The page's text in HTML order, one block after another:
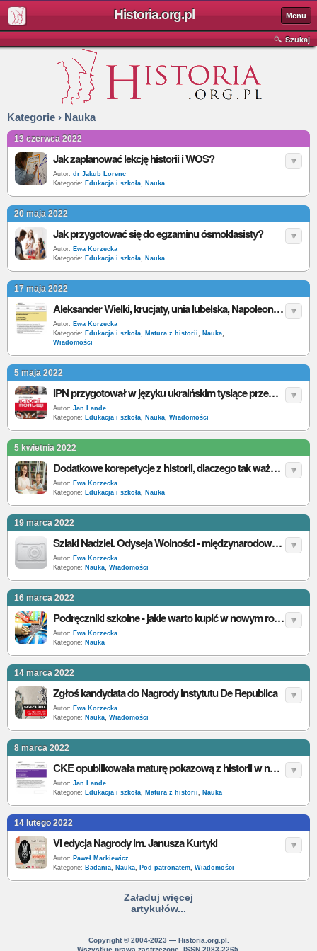
Historia.org.pl Menu
Szukaj
Kategorie › Nauka
13 czerwca 2022
Jak zaplanować lekcję historii i WOS?
Autor: dr Jakub Lorenc
Kategorie: Edukacja i szkoła, Nauka
20 maja 2022
Jak przygotować się do egzaminu ósmoklasisty?
Autor: Ewa Korzecka
Kategorie: Edukacja i szkoła, Nauka
17 maja 2022
Aleksander Wielki, krucjaty, unia lubelska, Napoleon i stalinizm na maturze z historii 2022
Autor: Ewa Korzecka
Kategorie: Edukacja i szkoła, Matura z historii, Nauka,
Wiadomości
5 maja 2022
IPN przygotował w języku ukraińskim tysiące przewodników po historii Polski
Autor: Jan Lande
Kategorie: Edukacja i szkoła, Nauka, Wiadomości
5 kwietnia 2022
Dodatkowe korepetycje z historii, dlaczego tak ważne?
Autor: Ewa Korzecka
Kategorie: Edukacja i szkoła, Nauka
19 marca 2022
Szlaki Nadziei. Odyseja Wolności - międzynarodowy projekt IPN
Autor: Ewa Korzecka
Kategorie: Nauka, Wiadomości
16 marca 2022
Podręczniki szkolne - jakie warto kupić w nowym roku szkolnym?
Autor: Ewa Korzecka
Kategorie: Nauka
14 marca 2022
Zgłoś kandydata do Nagrody Instytutu De Republica
Autor: Ewa Korzecka
Kategorie: Nauka, Wiadomości
8 marca 2022
CKE opublikowała maturę pokazową z historii w nowej formule
Autor: Jan Lande
Kategorie: Edukacja i szkoła, Matura z historii, Nauka
14 lutego 2022
VI edycja Nagrody im. Janusza Kurtyki
Autor: Paweł Markiewicz
Kategorie: Badania, Nauka, Pod patronatem, Wiadomości
Załaduj więcej
artykułów...
Copyright © 2004-2023 — Historia.org.pl.
Wszystkie prawa zastrzeżone. ISSN 2083-2265.